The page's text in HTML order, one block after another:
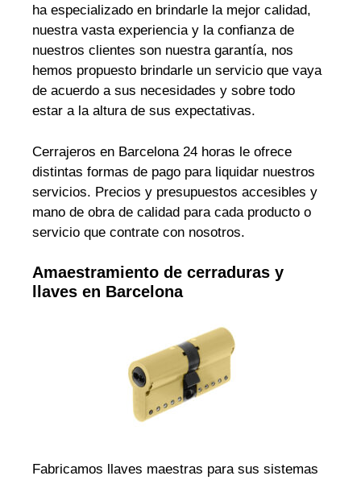
ha especializado en brindarle la mejor calidad,
nuestra vasta experiencia y la confianza de
nuestros clientes son nuestra garantía, nos
hemos propuesto brindarle un servicio que vaya
de acuerdo a sus necesidades y sobre todo
estar a la altura de sus expectativas.
Cerrajeros en Barcelona 24 horas le ofrece
distintas formas de pago para liquidar nuestros
servicios. Precios y presupuestos accesibles y
mano de obra de calidad para cada producto o
servicio que contrate con nosotros.
Amaestramiento de cerraduras y
llaves en Barcelona
Fabricamos llaves maestras para sus sistemas